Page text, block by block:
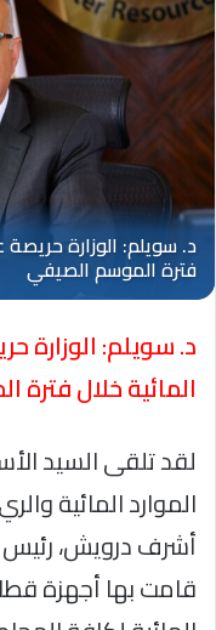
د. سويلم: الوزارة
المائية خلال
لقد تلقى السيد
الموارد المائية
أشرف درويش، رئيس
قامت بها أجهزة